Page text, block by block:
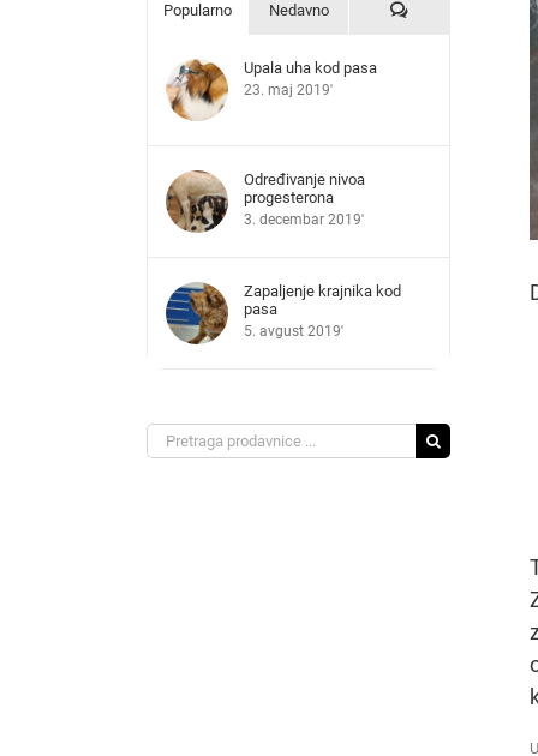
Popularno Nedavno Komentari
Upala uha kod pasa
23. maj 2019'
Određivanje nivoa
progesterona
3. decembar 2019'
Zapaljenje krajnika kod
pasa
5. avgust 2019'
Search
for: